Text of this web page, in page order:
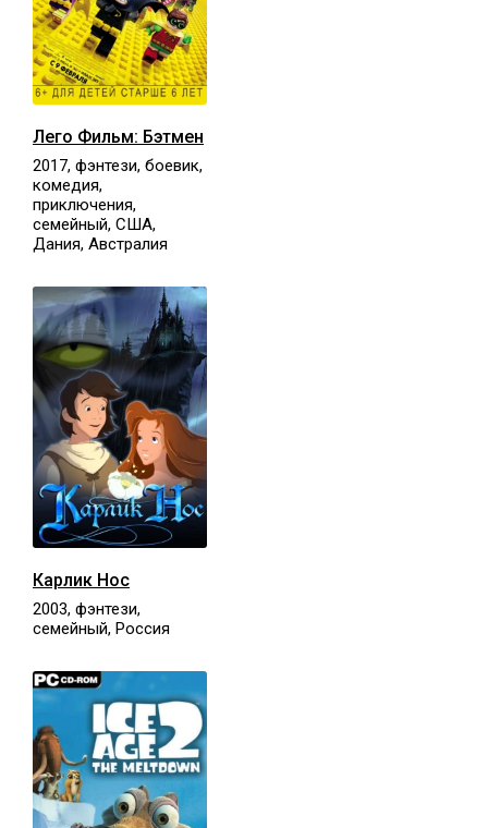
Лего Фильм: Бэтмен
2017, фэнтези, боевик,
комедия,
приключения,
семейный, США,
Дания, Австралия
Карлик Нос
2003, фэнтези,
семейный, Россия